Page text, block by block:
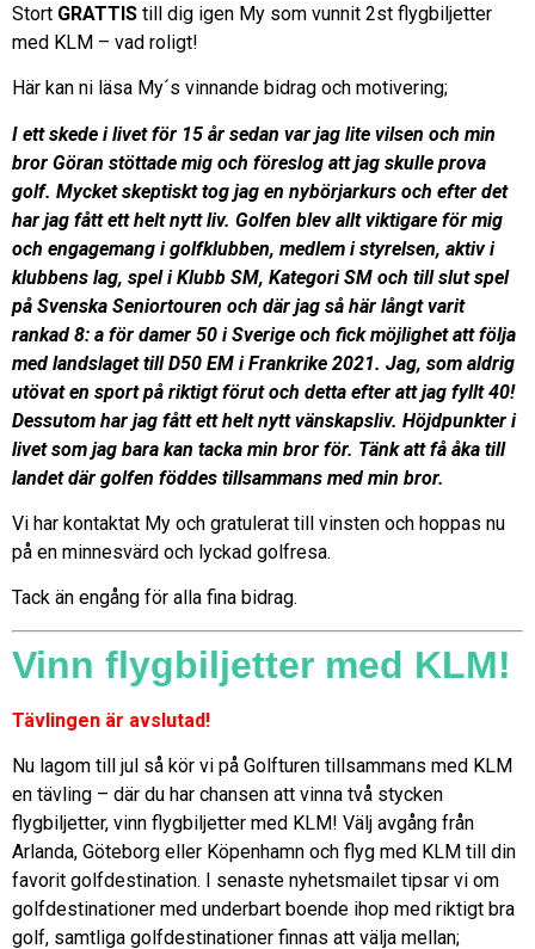
Stort GRATTIS till dig igen My som vunnit 2st flygbiljetter
med KLM – vad roligt!
Här kan ni läsa My´s vinnande bidrag och motivering;
I ett skede i livet för 15 år sedan var jag lite vilsen och min
bror Göran stöttade mig och föreslog att jag skulle prova
golf. Mycket skeptiskt tog jag en nybörjarkurs och efter det
har jag fått ett helt nytt liv. Golfen blev allt viktigare för mig
och engagemang i golfklubben, medlem i styrelsen, aktiv i
klubbens lag, spel i Klubb SM, Kategori SM och till slut spel
på Svenska Seniortouren och där jag så här långt varit
rankad 8: a för damer 50 i Sverige och fick möjlighet att följa
med landslaget till D50 EM i Frankrike 2021. Jag, som aldrig
utövat en sport på riktigt förut och detta efter att jag fyllt 40!
Dessutom har jag fått ett helt nytt vänskapsliv. Höjdpunkter i
livet som jag bara kan tacka min bror för. Tänk att få åka till
landet där golfen föddes tillsammans med min bror.
Vi har kontaktat My och gratulerat till vinsten och hoppas nu
på en minnesvärd och lyckad golfresa.
Tack än engång för alla fina bidrag.
Vinn flygbiljetter med KLM!
Tävlingen är avslutad!
Nu lagom till jul så kör vi på Golfturen tillsammans med KLM
en tävling – där du har chansen att vinna två stycken
flygbiljetter, vinn flygbiljetter med KLM! Välj avgång från
Arlanda, Göteborg eller Köpenhamn och flyg med KLM till din
favorit golfdestination. I senaste nyhetsmailet tipsar vi om
golfdestinationer med underbart boende ihop med riktigt bra
golf, samtliga golfdestinationer finnas att välja mellan;